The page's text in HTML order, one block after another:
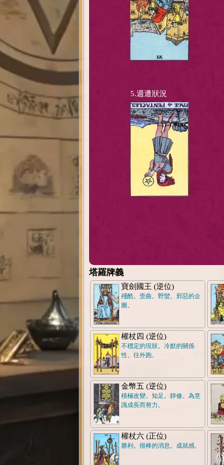
5.週遭狀況
塔羅牌義
寶劍國王 (逆位)
殘酷。歪曲。野蠻。邪惡的企
圖。
權杖四 (逆位)
不穩定的現狀。冷默的關係
性。往外跑。
金幣五 (逆位)
積極改變。知足。靜修。為意
識成長而努力。
權杖六 (正位)
勝利。很棒的消息。成就感。